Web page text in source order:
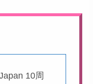
10周